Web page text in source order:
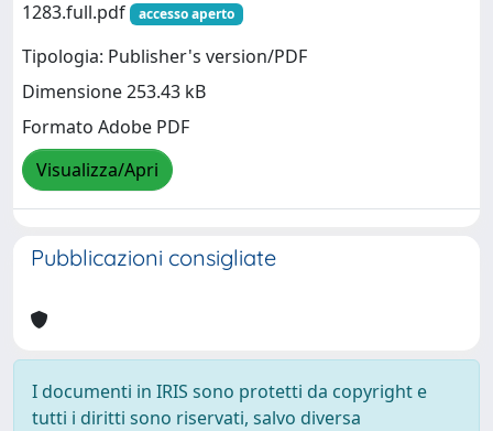
1283.full.pdf
accesso aperto
Tipologia: Publisher's version/PDF
Dimensione 253.43 kB
Formato Adobe PDF
Visualizza/Apri
Pubblicazioni consigliate
I documenti in IRIS sono protetti da copyright e
tutti i diritti sono riservati, salvo diversa